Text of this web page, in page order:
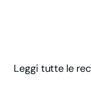
Leggi tutte le